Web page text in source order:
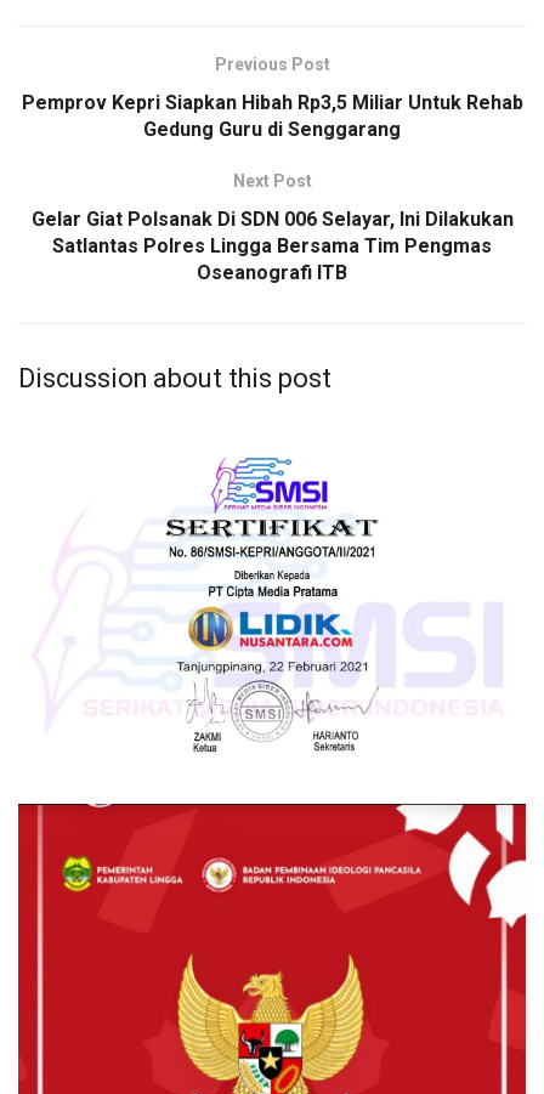
Previous Post
Pemprov Kepri Siapkan Hibah Rp3,5 Miliar Untuk Rehab
Gedung Guru di Senggarang
Next Post
Gelar Giat Polsanak Di SDN 006 Selayar, Ini Dilakukan
Satlantas Polres Lingga Bersama Tim Pengmas
Oseanografi ITB
Discussion about this post